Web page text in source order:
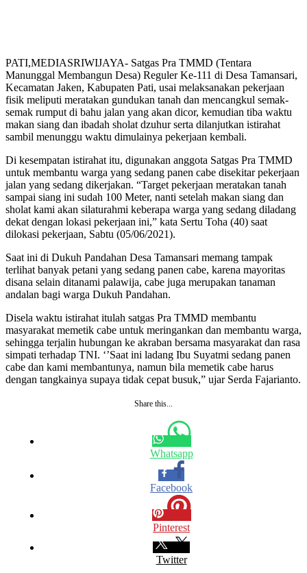
PATI,MEDIASRIWIJAYA- Satgas Pra TMMD (Tentara
Manunggal Membangun Desa) Reguler Ke-111 di Desa Tamansari,
Kecamatan Jaken, Kabupaten Pati, usai melaksanakan pekerjaan
fisik meliputi meratakan gundukan tanah dan mencangkul semak-
semak rumput di bahu jalan yang akan dicor, kemudian tiba waktu
makan siang dan ibadah sholat dzuhur serta dilanjutkan istirahat
sambil menunggu waktu dimulainya pekerjaan kembali.
Di kesempatan istirahat itu, digunakan anggota Satgas Pra TMMD
untuk membantu warga yang sedang panen cabe disekitar pekerjaan
jalan yang sedang dikerjakan. “Target pekerjaan meratakan tanah
sampai siang ini sudah 100 Meter, nanti setelah makan siang dan
sholat kami akan silaturahmi keberapa warga yang sedang diladang
dekat dengan lokasi pekerjaan ini,” kata Sertu Toha (40) saat
dilokasi pekerjaan, Sabtu (05/06/2021).
Saat ini di Dukuh Pandahan Desa Tamansari memang tampak
terlihat banyak petani yang sedang panen cabe, karena mayoritas
disana selain ditanami palawija, cabe juga merupakan tanaman
andalan bagi warga Dukuh Pandahan.
Disela waktu istirahat itulah satgas Pra TMMD membantu
masyarakat memetik cabe untuk meringankan dan membantu warga,
sehingga terjalin hubungan ke akraban bersama masyarakat dan rasa
simpati terhadap TNI. ‘’Saat ini ladang Ibu Suyatmi sedang panen
cabe dan kami membantunya, namun bila memetik cabe harus
dengan tangkainya supaya tidak cepat busuk,” ujar Serda Fajarianto.
Share this...
Whatsapp
Facebook
Pinterest
Twitter